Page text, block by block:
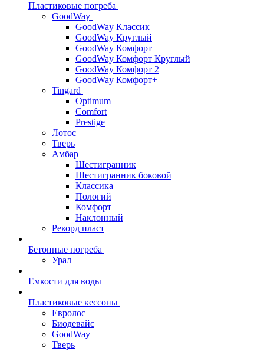
Пластиковые погреба
GoodWay
GoodWay Классик
GoodWay Круглый
GoodWay Комфорт
GoodWay Комфорт Круглый
GoodWay Комфорт 2
GoodWay Комфорт+
Tingard
Optimum
Comfort
Prestige
Лотос
Тверь
Амбар
Шестигранник
Шестигранник боковой
Классика
Пологий
Комфорт
Наклонный
Рекорд пласт
Бетонные погреба
Урал
Емкости для воды
Пластиковые кессоны
Евролос
Биодевайс
GoodWay
Тверь